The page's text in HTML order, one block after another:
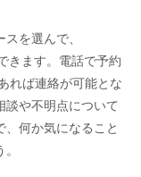
を選んで、
きます。電話で予約
れば連絡が可能とな
談や不明点について
何か気になること